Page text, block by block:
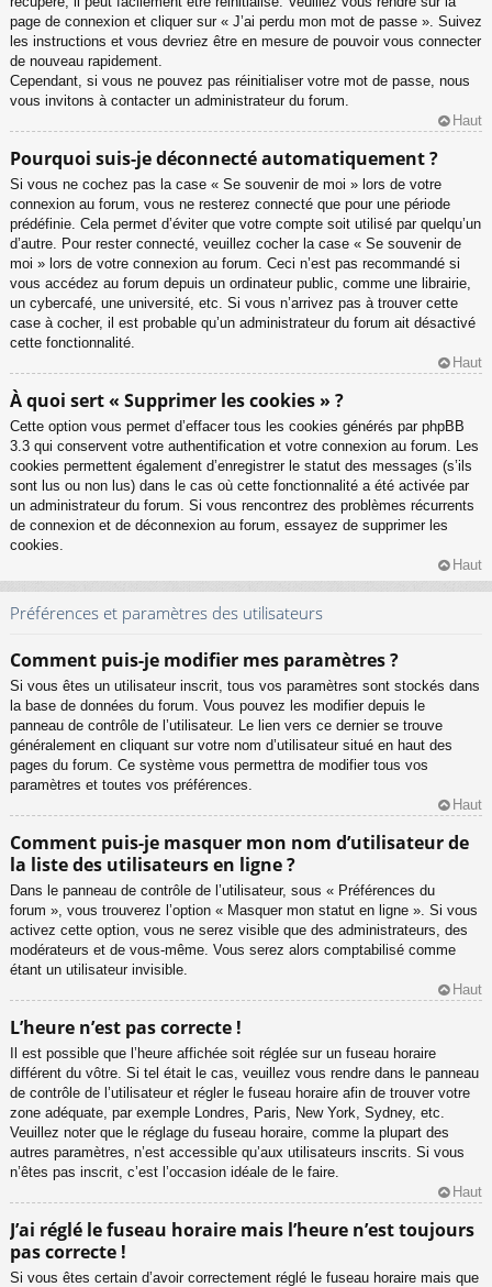
page de connexion et cliquer sur « J’ai perdu mon mot de passe ». Suivez
les instructions et vous devriez être en mesure de pouvoir vous connecter
de nouveau rapidement.
Cependant, si vous ne pouvez pas réinitialiser votre mot de passe, nous
vous invitons à contacter un administrateur du forum.
Haut
Pourquoi suis-je déconnecté automatiquement ?
Si vous ne cochez pas la case « Se souvenir de moi » lors de votre
connexion au forum, vous ne resterez connecté que pour une période
prédéfinie. Cela permet d’éviter que votre compte soit utilisé par quelqu’un
d’autre. Pour rester connecté, veuillez cocher la case « Se souvenir de
moi » lors de votre connexion au forum. Ceci n’est pas recommandé si
vous accédez au forum depuis un ordinateur public, comme une librairie,
un cybercafé, une université, etc. Si vous n’arrivez pas à trouver cette
case à cocher, il est probable qu’un administrateur du forum ait désactivé
cette fonctionnalité.
Haut
À quoi sert « Supprimer les cookies » ?
Cette option vous permet d’effacer tous les cookies générés par phpBB
3.3 qui conservent votre authentification et votre connexion au forum. Les
cookies permettent également d’enregistrer le statut des messages (s’ils
sont lus ou non lus) dans le cas où cette fonctionnalité a été activée par
un administrateur du forum. Si vous rencontrez des problèmes récurrents
de connexion et de déconnexion au forum, essayez de supprimer les
cookies.
Haut
Préférences et paramètres des utilisateurs
Comment puis-je modifier mes paramètres ?
Si vous êtes un utilisateur inscrit, tous vos paramètres sont stockés dans
la base de données du forum. Vous pouvez les modifier depuis le
panneau de contrôle de l’utilisateur. Le lien vers ce dernier se trouve
généralement en cliquant sur votre nom d’utilisateur situé en haut des
pages du forum. Ce système vous permettra de modifier tous vos
paramètres et toutes vos préférences.
Haut
Comment puis-je masquer mon nom d’utilisateur de
la liste des utilisateurs en ligne ?
Dans le panneau de contrôle de l’utilisateur, sous « Préférences du
forum », vous trouverez l’option « Masquer mon statut en ligne ». Si vous
activez cette option, vous ne serez visible que des administrateurs, des
modérateurs et de vous-même. Vous serez alors comptabilisé comme
étant un utilisateur invisible.
Haut
L’heure n’est pas correcte !
Il est possible que l’heure affichée soit réglée sur un fuseau horaire
différent du vôtre. Si tel était le cas, veuillez vous rendre dans le panneau
de contrôle de l’utilisateur et régler le fuseau horaire afin de trouver votre
zone adéquate, par exemple Londres, Paris, New York, Sydney, etc.
Veuillez noter que le réglage du fuseau horaire, comme la plupart des
autres paramètres, n’est accessible qu’aux utilisateurs inscrits. Si vous
n’êtes pas inscrit, c’est l’occasion idéale de le faire.
Haut
J’ai réglé le fuseau horaire mais l’heure n’est toujours
pas correcte !
Si vous êtes certain d’avoir correctement réglé le fuseau horaire mais que